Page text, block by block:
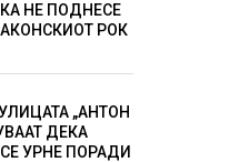
НЕ ПОДНЕСЕ
РОК
„АНТОН
ДЕКА
УРНЕ ПОРАДИ